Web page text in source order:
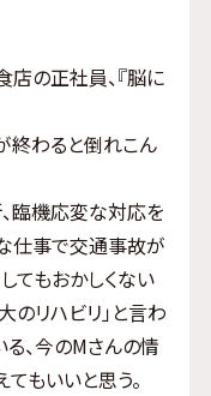
の正社員、『脳に
終わると倒れこん
臨機応変な対応を
仕事で交通事故が
てもおかしくない
のリハビリ」と言わ
、今のMさんの情
もいいと思う。